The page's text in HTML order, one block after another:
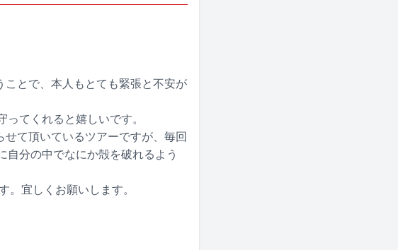
とで、本人もとても緊張と不安が
てくれると嬉しいです。
て頂いているツアーですが、毎回
自分の中でなにか殻を破れるよう
。宜しくお願いします。